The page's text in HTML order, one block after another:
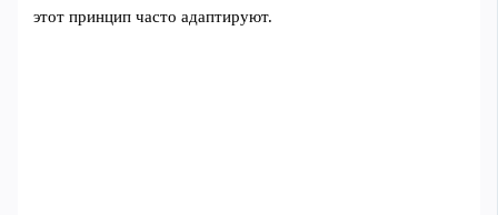
этот принцип часто адаптируют.